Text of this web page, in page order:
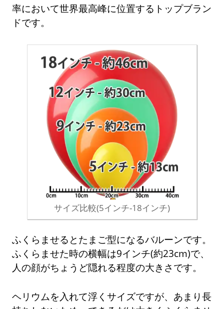
率において世界最高峰に位置するトップブラン
ドです。
サイズ比較(5インチ-18インチ)
ふくらませるとたまご型になるバルーンです。
ふくらませた時の横幅は9インチ(約23cm)で、
人の顔がちょうど隠れる程度の大きさです。
ヘリウムを入れて浮くサイズですが、あまり長